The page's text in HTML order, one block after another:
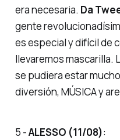
era necesaria. Da
gente
es especial y difícil de
llevaremos mascarilla.
se pudiera estar
diversión, MÚSICA y
5 -ALESSO (11/08):